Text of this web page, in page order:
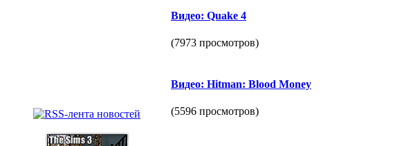
Видео: Quake 4
(7973 просмотров)
Видео: Hitman: Blood Money
(5596 просмотров)